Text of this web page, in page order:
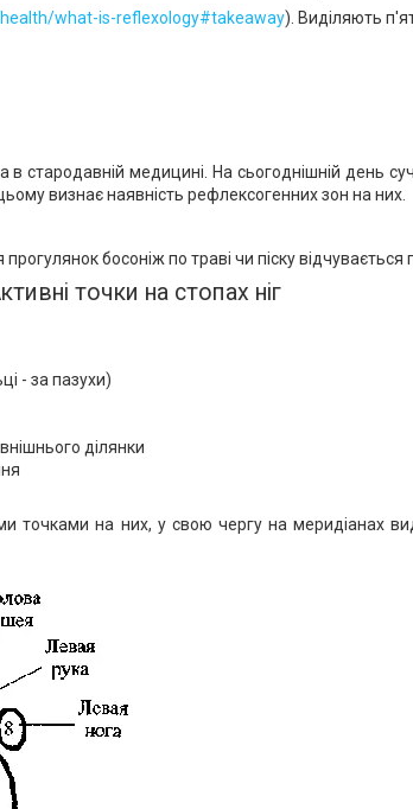
what-is-reflexology#takeaway). Виділяють
стародавній медицині. На сьогоднішній день
визнає наявність рефлексогенних зон на них.
босоніж по траві чи піску
точки на стопах ніг
- за пазухи)
ділянки
точками на них, у свою чергу на меридіанах